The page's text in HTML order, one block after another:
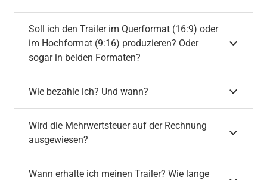
Soll ich den Trailer im Querformat (16:9) oder
im Hochformat (9:16) produzieren? Oder
sogar in beiden Formaten?
Wie bezahle ich? Und wann?
Wird die Mehrwertsteuer auf der Rechnung
ausgewiesen?
Wann erhalte ich meinen Trailer? Wie lange